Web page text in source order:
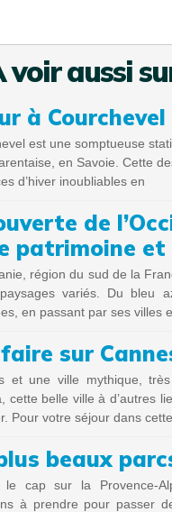
aussi
à Courchevel
est une somptueuse
en Savoie. Cette
d’hiver inoubliables en
de
patrimoine et
région du sud de la
variés. Du bleu
en passant par ses villes
sur
et une ville mythique,
cette belle ville à d’autres
Pour votre séjour dans cette
beaux
le cap sur la Provence-
à prendre pour passer